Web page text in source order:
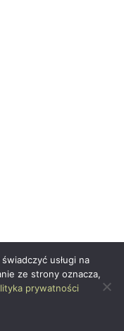
usługi na
ze strony oznacza,
prywatności